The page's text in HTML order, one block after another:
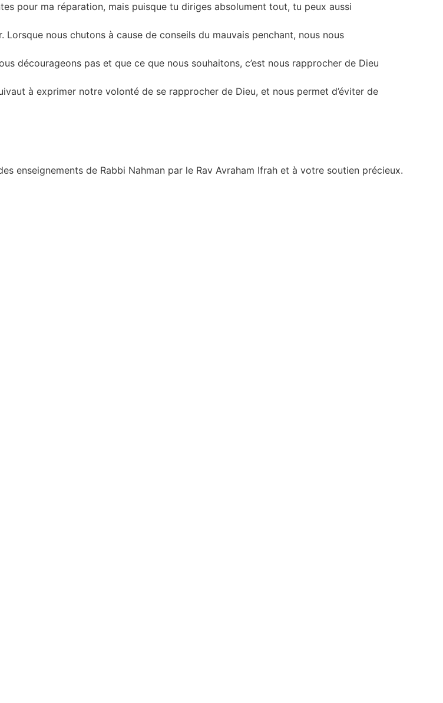
pour ma réparation, mais puisque tu diriges absolument tout, tu peux aussi
Lorsque nous chutons à cause de conseils du mauvais penchant, nous nous
décourageons pas et que ce que nous souhaitons, c’est nous rapprocher de Dieu
à exprimer notre volonté de se rapprocher de Dieu, et nous permet d’éviter de
enseignements de Rabbi Nahman par le Rav Avraham Ifrah et à votre soutien précieux.